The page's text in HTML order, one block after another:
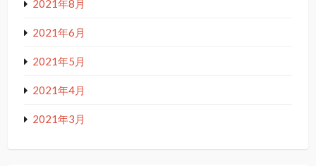
2021年8月
2021年6月
2021年5月
2021年4月
2021年3月